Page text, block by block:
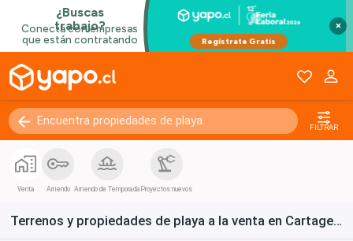
×
FILTRAR
Venta Arriendo Arriendo de Temporada Proyectos nuevos
Terrenos y propiedades de playa a la venta en Cartagena